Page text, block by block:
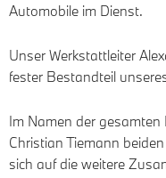
Automobile im Dienst.
Unser Werkstattleiter
fester Bestandteil
Im Namen der gesamten
Christian Tiemann
sich auf die weitere